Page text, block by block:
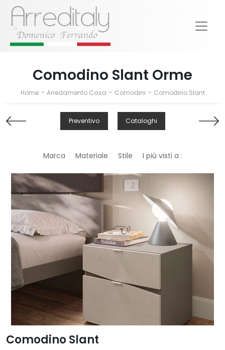
Comodino Slant Orme
Home- Arredamento Casa - Comodini - Comodino Slant
Preventivo Cataloghi
Marca Materiale Stile I più visti a :
Comodino Slant